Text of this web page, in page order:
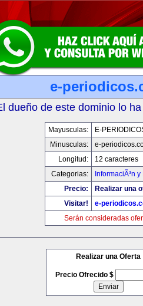
e-
dueño de este dominio lo
Mayusculas:
E-
Minusculas:
e-
Longitud:
12 caracteres
Categorias:
InformaciÃ³n
Precio:
Realizar una
Visitar!
e-
Serán consideradas
Realizar una Oferta
Precio Ofrecido $